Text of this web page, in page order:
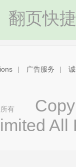
翻页快
| 广告服务 |
有
All